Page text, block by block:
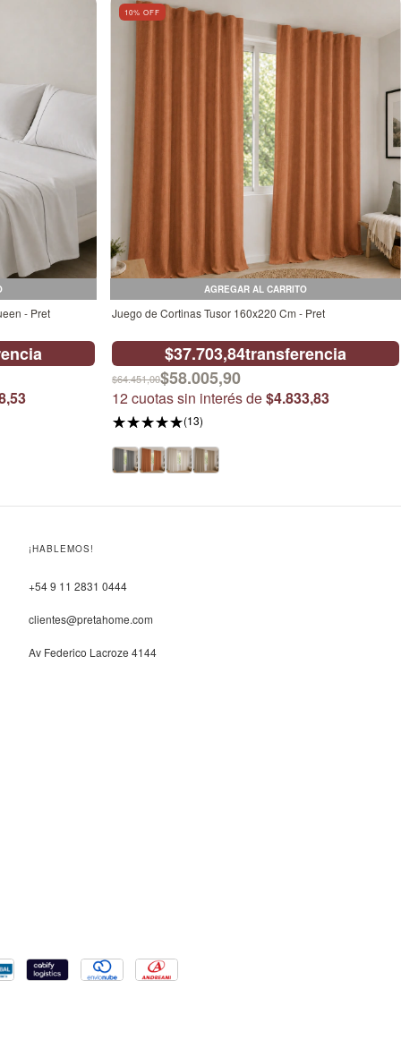
- Pret
10% OFF
AGREGAR AL CARRITO
Juego de Cortinas Tusor 160x220 Cm - Pret
$37.703,84transferencia
$64.451,00$58.005,90
12cuotas sin interés de$4.833,83
(13)
¡HABLEMOS!
+54 9 11 2831 0444
clientes@pretahome.com
Av Federico Lacroze 4144